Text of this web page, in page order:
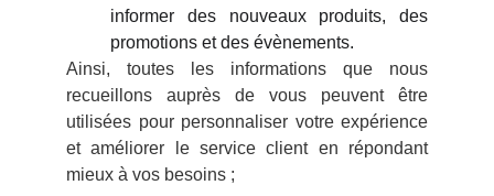
informer des nouveaux produits, des
promotions et des évènements.
Ainsi, toutes les informations que nous
recueillons auprès de vous peuvent être
utilisées pour personnaliser votre expérience
et améliorer le service client en répondant
mieux à vos besoins ;